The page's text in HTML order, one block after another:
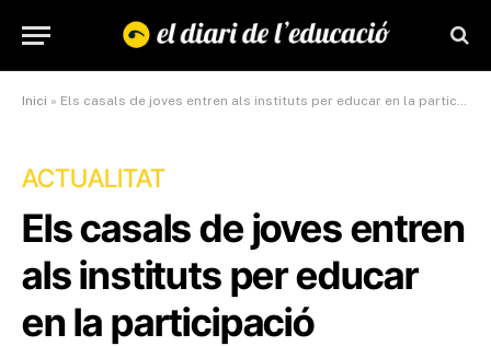
Inici » Els casals de joves entren als instituts per educar en la participació
ACTUALITAT
Els casals de joves entren
als instituts per educar
en la participació